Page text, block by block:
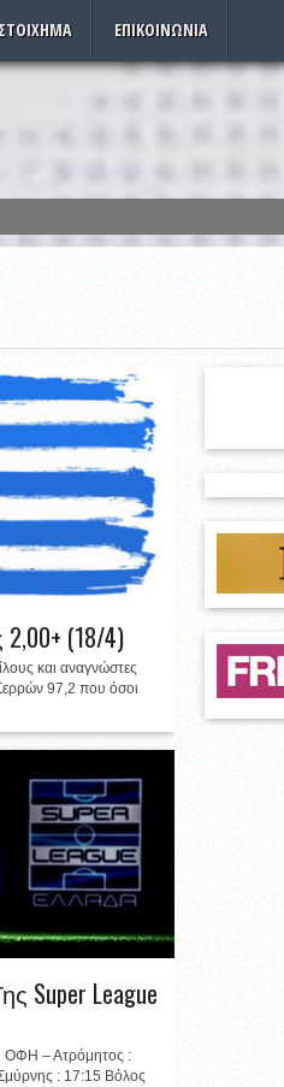
ΣΤΟΊΧΗΜΑ ΕΠΙΚΟΙΝΩΝΊΑ
και υπερηφάνεια (video)
στον Απόλλωνα Σμύρνης
(18/4)
και αναγνώστες
97,2 που όσοι
Super League
ΟΦΗ – Ατρόμητος :
: 17:15 Βόλος